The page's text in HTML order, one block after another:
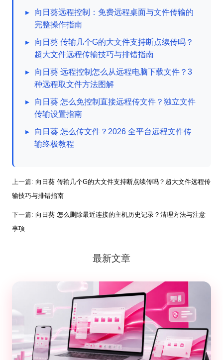
▸
向日葵远程控制：免费远程桌面与文件传输的
完整操作指南
▸
向日葵 传输几个G的大文件支持断点续传吗？
超大文件远程传输技巧与排错指南
▸
向日葵 远程控制怎么从远程电脑下载文件？3
种远程取文件方法图解
▸
向日葵 怎么免控制直接远程传文件？独立文件
传输设置指南
▸
向日葵 怎么传文件？2026 全平台远程文件传
输终极教程
上一篇: 向日葵 传输几个G的大文件支持断点续传吗？超大文件远程传
输技巧与排错指南
下一篇: 向日葵 怎么删除最近连接的主机历史记录？清理方法与注意
事项
最新文章